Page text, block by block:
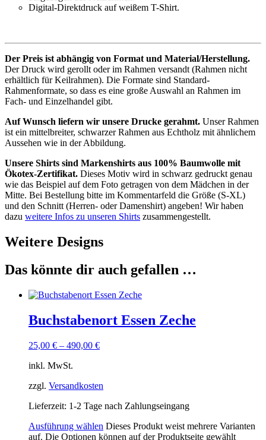
Digital-Direktdruck auf weißem T-Shirt.
Der Preis ist abhängig von Format und Material/Herstellung.
Der Druck wird gerollt oder im Rahmen versandt (Rahmen nicht
erhältlich für Keilrahmen). Die Formate sind Standard-
Rahmenformate, so dass es eine große Auswahl an Rahmen im
Fach- und Einzelhandel gibt.
Auf Wunsch liefern wir unsere Drucke gerahmt. Unser Rahmen
ist ein mittelbreiter, schwarzer Rahmen aus Echtholz mit ähnlichem
Aussehen wie in der Abbildung.
Unsere Shirts sind Markenshirts aus 100% Baumwolle mit
Ökotex-Zertifikat. Dieses Motiv wird in schwarz gedruckt genau
wie das Beispiel auf dem Foto getragen von dem Mädchen in der
Mitte. Bei Bestellung bitte im Kommentarfeld die Größe (S-XL)
und den Schnitt (Herren- oder Damenshirt) angeben! Wir haben
dazu weitere Infos zu unseren Shirts zusammengestellt.
Weitere Designs
Das könnte dir auch gefallen …
Buchstabenort Essen Zeche
25,00 € – 490,00 €
inkl. MwSt.
zzgl. Versandkosten
Lieferzeit: 1-2 Tage nach Zahlungseingang
Ausführung wählen Dieses Produkt weist mehrere Varianten
auf. Die Optionen können auf der Produktseite gewählt